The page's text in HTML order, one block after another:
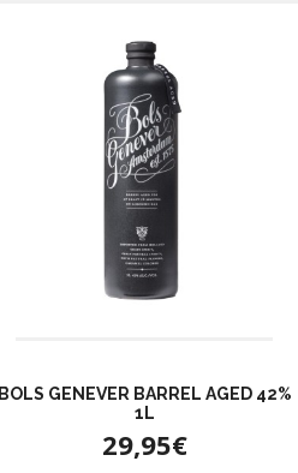
BOLS GENEVER BARREL AGED 42%
1L
29,95€